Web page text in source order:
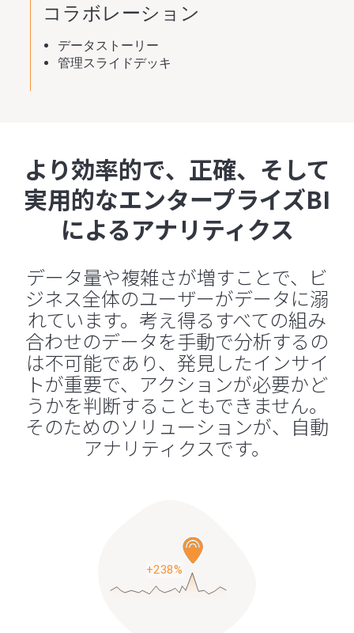
コラボレーション
データストーリー
管理スライドデッキ
より効率的で、正確、そして
実用的なエンタープライズBI
によるアナリティクス
データ量や複雑さが増すことで、ビ
ジネス全体のユーザーがデータに溺
れています。考え得るすべての組み
合わせのデータを手動で分析するの
は不可能であり、発見したインサイ
トが重要で、アクションが必要かど
うかを判断することもできません。
そのためのソリューションが、自動
アナリティクスです。